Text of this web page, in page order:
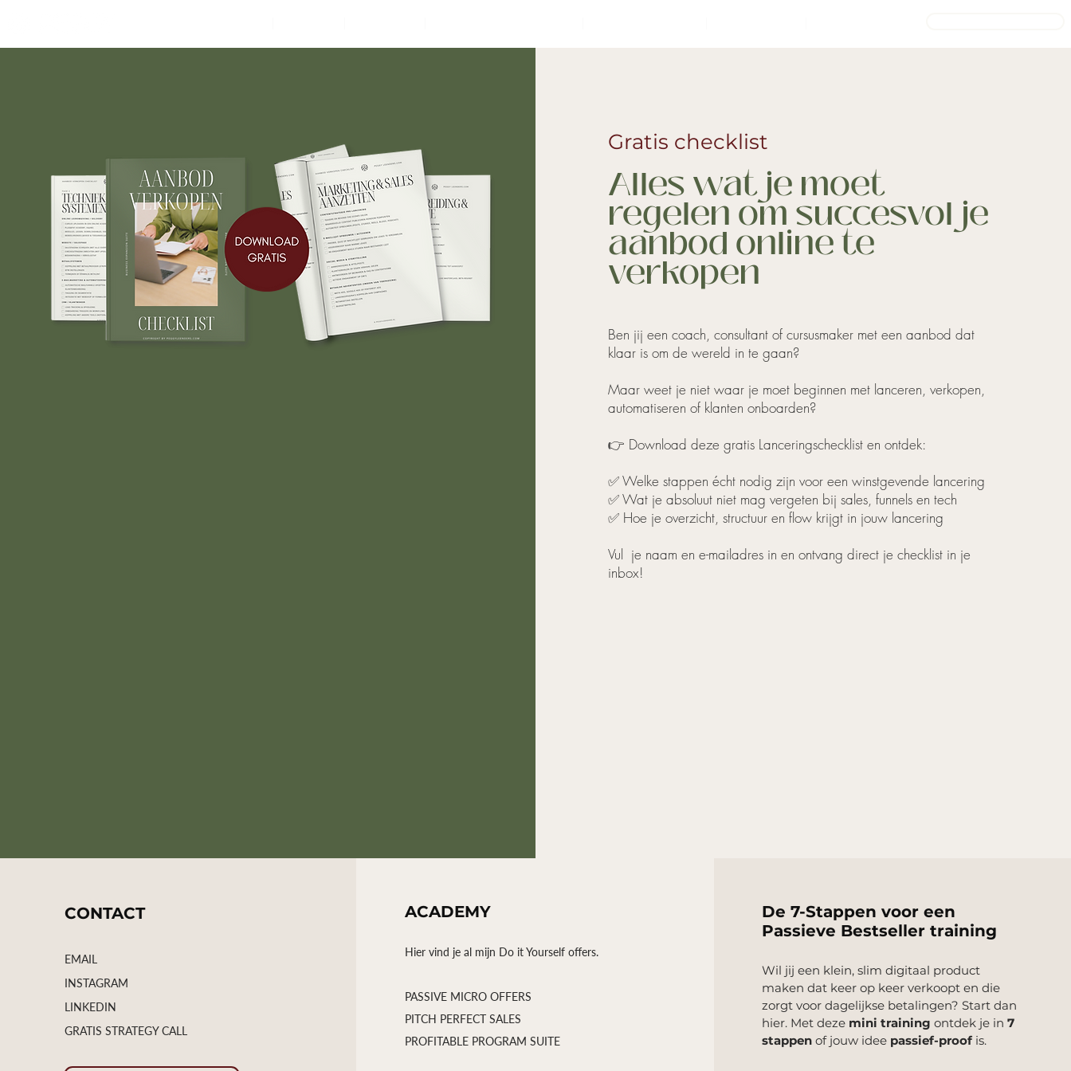
Gratis checklist
Alles wat je moet
regelen om succesvol je
aanbod online te
verkopen
Ben jij een coach, consultant of cursusmaker met een aanbod dat
klaar is om de wereld in te gaan?
Maar weet je niet waar je moet beginnen met lanceren, verkopen,
automatiseren of klanten onboarden?
👉 Download deze gratis Lanceringschecklist en ontdek:
✅ Welke stappen écht nodig zijn voor een winstgevende lancering
✅ Wat je absoluut niet mag vergeten bij sales, funnels en tech
✅ Hoe je overzicht, structuur en flow krijgt in jouw lancering
Vul je naam en e-mailadres in en ontvang direct je checklist in je
inbox!
CONTACT
EMAIL
INSTAGRAM
LINKEDIN
GRATIS STRATEGY CALL
ACADEMY
Hier vind je al mijn Do it Yourself offers.
PASSIVE MICRO OFFERS
PITCH PERFECT SALES
PROFITABLE PROGRAM SUITE
De 7-Stappen voor een
Passieve Bestseller training
Wil jij een klein, slim digitaal product
maken dat keer op keer verkoopt en die
zorgt voor dagelijkse betalingen? Start dan
hier. Met deze mini training ontdek je in7
stappenof jouw idee passief-proof is.